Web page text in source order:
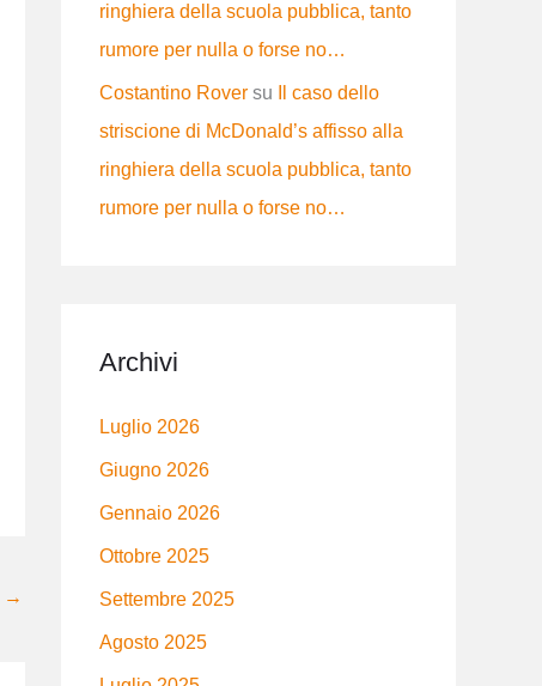
→
ringhiera della scuola pubblica, tanto
rumore per nulla o forse no…
Costantino Rover su
Il caso dello
striscione di McDonald’s affisso alla
ringhiera della scuola pubblica, tanto
rumore per nulla o forse no…
Archivi
Luglio 2026
Giugno 2026
Gennaio 2026
Ottobre 2025
Settembre 2025
Agosto 2025